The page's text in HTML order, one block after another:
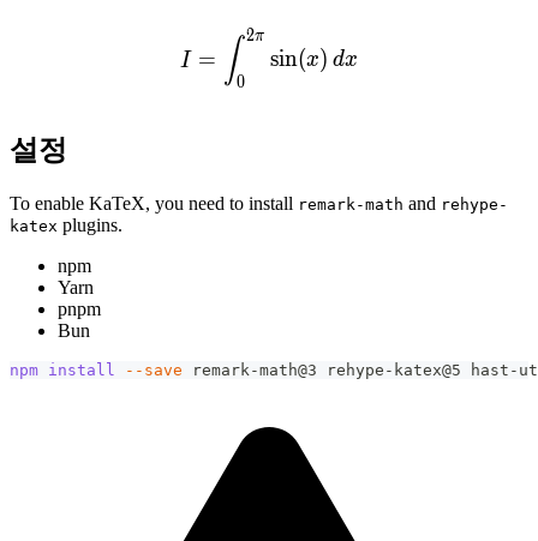
I = \int_0^{2\pi}
I = ∫0
2π
sin(x) dx
설정
To enable KaTeX, you need to install remark-math and rehype-
katex plugins.
npm
Yarn
pnpm
Bun
npm install --save remark-math@3 rehype-katex@5 hast-